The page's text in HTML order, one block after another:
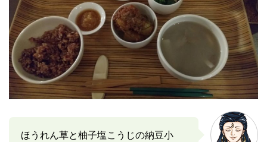
ほうれん草と柚子塩こうじの納豆小